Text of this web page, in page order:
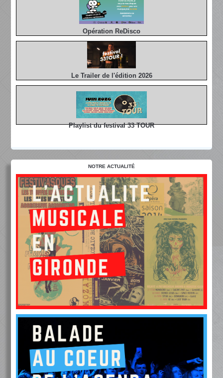
Opération ReDisco
Le Trailer de l'édition 2026
Playlist du festival 33 TOUR
NOTRE ACTUALITÉ